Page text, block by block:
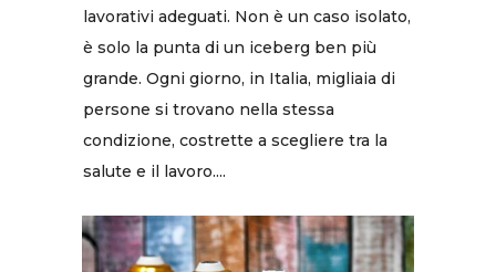
lavorativi adeguati. Non è un caso isolato,
è solo la punta di un iceberg ben più
grande. Ogni giorno, in Italia, migliaia di
persone si trovano nella stessa
condizione, costrette a scegliere tra la
salute e il lavoro....